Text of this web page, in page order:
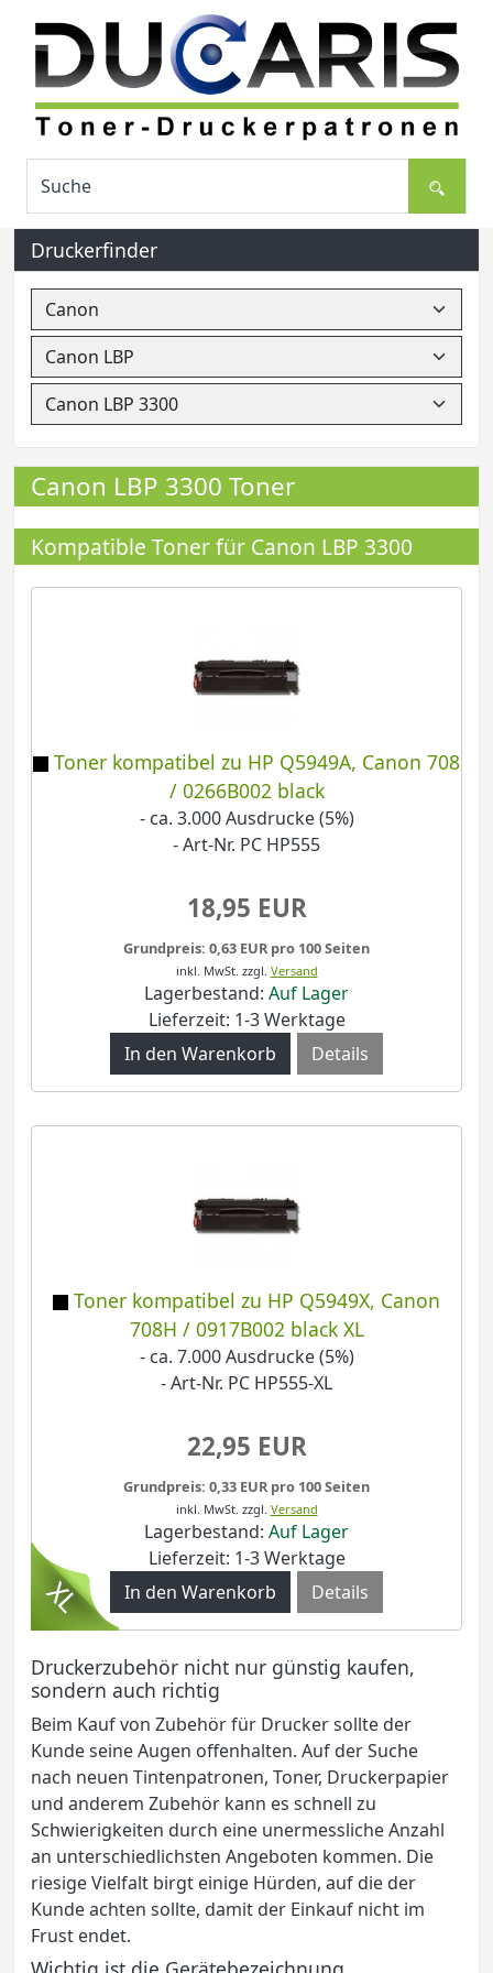
Druckerfinder
Canon LBP 3300 Toner
Kompatible Toner für Canon LBP 3300
Toner kompatibel zu HP Q5949A, Canon 708
/ 0266B002 black
- ca. 3.000 Ausdrucke (5%)
- Art-Nr. PC HP555
18,95 EUR
Grundpreis: 0,63 EUR pro 100 Seiten
inkl. MwSt. zzgl. Versand
Lagerbestand: Auf Lager
Lieferzeit: 1-3 Werktage
Details
Toner kompatibel zu HP Q5949X, Canon
708H / 0917B002 black XL
- ca. 7.000 Ausdrucke (5%)
- Art-Nr. PC HP555-XL
22,95 EUR
Grundpreis: 0,33 EUR pro 100 Seiten
inkl. MwSt. zzgl. Versand
Lagerbestand: Auf Lager
Lieferzeit: 1-3 Werktage
Details
Druckerzubehör nicht nur günstig kaufen,
sondern auch richtig
Beim Kauf von Zubehör für Drucker sollte der
Kunde seine Augen offenhalten. Auf der Suche
nach neuen Tintenpatronen, Toner, Druckerpapier
und anderem Zubehör kann es schnell zu
Schwierigkeiten durch eine unermessliche Anzahl
an unterschiedlichsten Angeboten kommen. Die
riesige Vielfalt birgt einige Hürden, auf die der
Kunde achten sollte, damit der Einkauf nicht im
Frust endet.